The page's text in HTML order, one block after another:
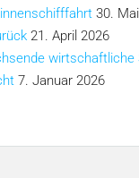
30.
21. April 2026
wirtschaftliche
7. Januar 2026